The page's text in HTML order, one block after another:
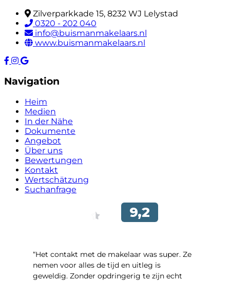
Zilverparkkade 15, 8232 WJ Lelystad
0320 - 202 040
info@buismanmakelaars.nl
www.buismanmakelaars.nl
Navigation
Heim
Medien
In der Nähe
Dokumente
Angebot
Über uns
Bewertungen
Kontakt
Wertschätzung
Suchanfrage
“Het contakt met de makelaar was super. Ze
nemen voor alles de tijd en uitleg is
geweldig. Zonder opdringerig te zijn echt